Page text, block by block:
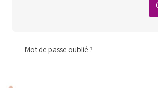
Mot de passe oublié ?